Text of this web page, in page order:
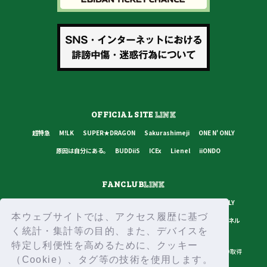
本ウェブサイトでは、アクセス履歴に基づ
く統計・集計等の目的、また、デバイスを
特定し利便性を高めるために、クッキー
（Cookie）、タグ等の技術を使用します。
OFFICIAL SITELINK
超特急 M!LK SUPER★DRAGON Sakurashimeji
ONE N' ONLY
原因は自分にある。
BUDDiiS ICEx Lienel iiONDO
FANCLUBLINK
ONE N' ONLY
原因は自分にある。
BUDDiiS ICEx Lienel スターダストチャンネル
プライバシーポリシー ご利用規約 推奨環境 ヘルプ・お問い合わせ
ID取得